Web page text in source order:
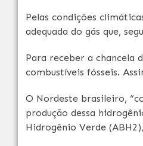
Pelas condições
adequada do gás que,
Para receber a chancela
combustíveis fósseis.
O Nordeste brasileiro,
produção dessa
Hidrogênio Verde